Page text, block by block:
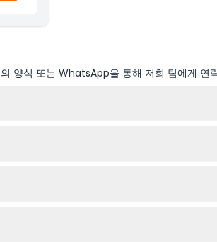
양식 또는 WhatsApp을 통해 저희 팀에게 연